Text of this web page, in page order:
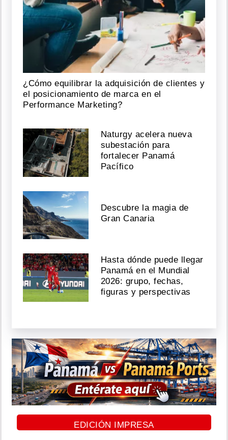
¿Cómo equilibrar la adquisición de clientes y
el posicionamiento de marca en el
Performance Marketing?
Naturgy acelera nueva
subestación para
fortalecer Panamá
Pacífico
Descubre la magia de
Gran Canaria
Hasta dónde puede llegar
Panamá en el Mundial
2026: grupo, fechas,
figuras y perspectivas
EDICIÓN IMPRESA